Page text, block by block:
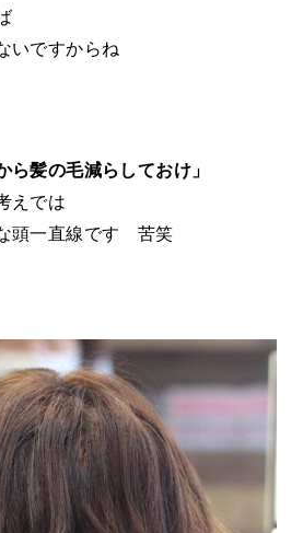
いですからね
ら髪の毛減らしておけ」
えでは
頭一直線です 苦笑